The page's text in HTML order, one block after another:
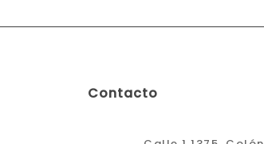
Contacto